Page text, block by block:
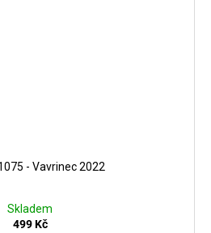
- Vavrinec 2022
Skladem
499 Kč